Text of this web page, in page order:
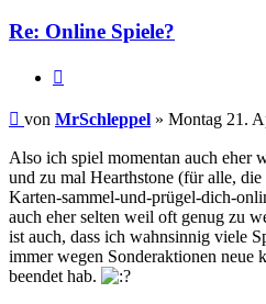
Re: Online Spiele?
Beitrag
von MrSchleppel » Montag 21.
Also ich spiel momentan auch eher
und zu mal Hearthstone (für alle,
Karten-sammel-und-prügel-dich-
auch eher selten weil oft genug zu
ist auch, dass ich wahnsinnig viele
immer wegen Sonderaktionen neue
beendet hab.